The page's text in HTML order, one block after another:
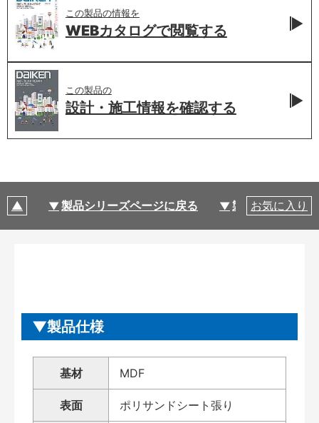
この製品の情報を
WEBカタログで閲覧する
この製品の
設計・施工情報を確認する
製品シリーズページに戻る 製品仕様
お気に入り
製品仕様
基材 MDF
表面 ポリサンドシート張り